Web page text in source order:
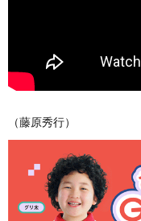
（藤原秀行）